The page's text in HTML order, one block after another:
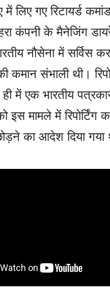
में लिए गए रिटायर्ड
कंपनी के मैनेजिंग
नौसेना में सर्विस
कमान संभाली थी।
ही में एक भारतीय
इस मामले में रिपोर्टिंग
का आदेश दिया गया